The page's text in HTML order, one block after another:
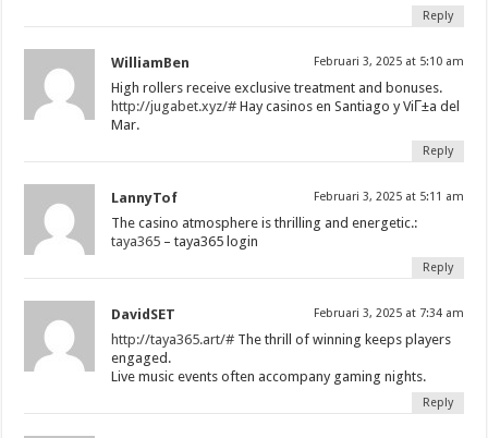
Reply
WilliamBen Februari 3, 2025 at 5:10 am
High rollers receive exclusive treatment and bonuses.
http://jugabet.xyz/# Hay casinos en Santiago y ViГ±a del
Mar.
Reply
LannyTof Februari 3, 2025 at 5:11 am
The casino atmosphere is thrilling and energetic.:
taya365 – taya365 login
Reply
DavidSET Februari 3, 2025 at 7:34 am
http://taya365.art/# The thrill of winning keeps players
engaged.
Live music events often accompany gaming nights.
Reply